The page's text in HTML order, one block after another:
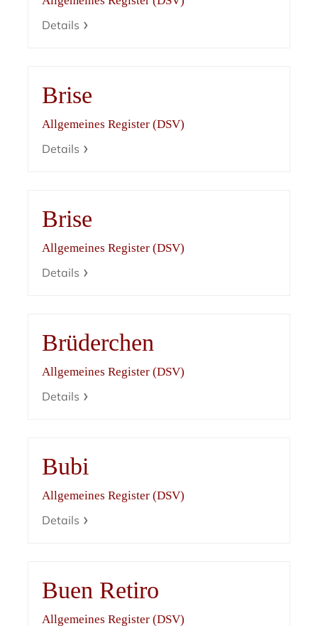
Details
Brise
Allgemeines Register (DSV)
Details
Brise
Allgemeines Register (DSV)
Details
Brüderchen
Allgemeines Register (DSV)
Details
Bubi
Allgemeines Register (DSV)
Details
Buen Retiro
Allgemeines Register (DSV)